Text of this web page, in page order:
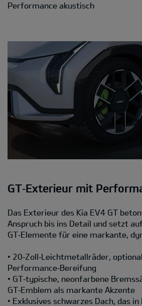
Performance akustisch
GT‑Exterieur mit
Das Exterieur des Kia EV4 GT
Anspruch bis ins Detail und setzt
GT‑Elemente für eine markante,
• 20‑Zoll‑Leichtmetallräder,
Performance‑Bereifung
• GT‑typische, neonfarbene
GT‑Emblem als markante Akzente
• Exklusives schwarzes Dach, das